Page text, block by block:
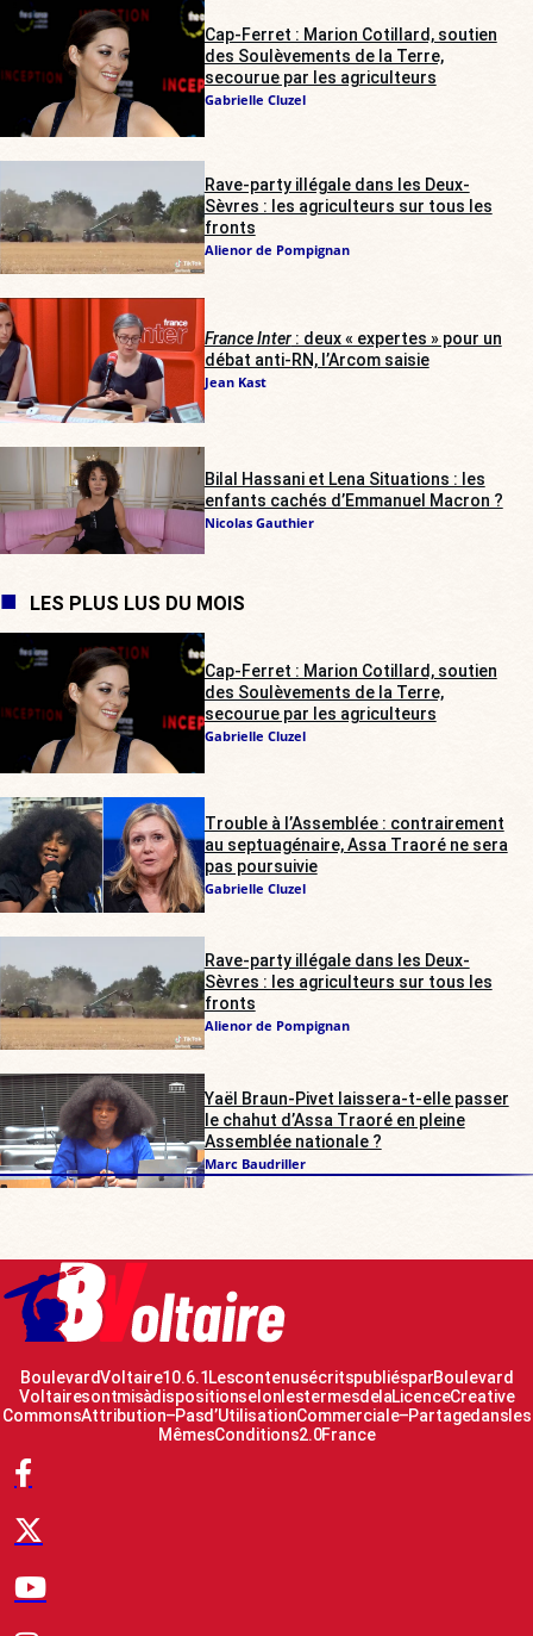
Cap-Ferret : Marion Cotillard, soutien
des Soulèvements de la Terre,
secourue par les agriculteurs
Gabrielle Cluzel
Rave-party illégale dans les Deux-
Sèvres : les agriculteurs sur tous les
fronts
Alienor de Pompignan
France Inter: deux « expertes » pour un
débat anti-RN, l’Arcom saisie
Jean Kast
Bilal Hassani et Lena Situations : les
enfants cachés d’Emmanuel Macron ?
Nicolas Gauthier
LES PLUS LUS DU MOIS
Cap-Ferret : Marion Cotillard, soutien
des Soulèvements de la Terre,
secourue par les agriculteurs
Gabrielle Cluzel
Trouble à l’Assemblée : contrairement
au septuagénaire, Assa Traoré ne sera
pas poursuivie
Gabrielle Cluzel
Rave-party illégale dans les Deux-
Sèvres : les agriculteurs sur tous les
fronts
Alienor de Pompignan
Yaël Braun-Pivet laissera-t-elle passer
le chahut d’Assa Traoré en pleine
Assemblée nationale ?
Marc Baudriller
Boulevard Voltaire 10.6.1 Les contenus écrits publiés par Boulevard
Voltaire sont mis à disposition selon les termes de la Licence Creative
Commons Attribution – Pas d’Utilisation Commerciale – Partage dans les
Mêmes Conditions 2.0 France